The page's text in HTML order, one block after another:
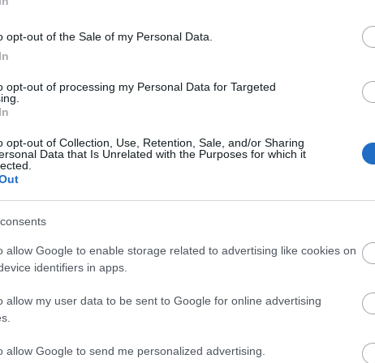
opt-out of the Sale of my Personal Data.
opt-out of processing my Personal Data for Targeted
opt-out of Collection, Use, Retention, Sale, and/or Sharing
Data that Is Unrelated with the Purposes for which it
allow Google to enable storage related to advertising like cookies on
identifiers in apps.
allow my user data to be sent to Google for online advertising
allow Google to send me personalized advertising.
elképzelést felülmúlt" - jelentette ki Frank
aki főleg annak tulajdonította a diadalt, hogy
amely már alig várta, hogy láthassa új filmjét.
a zsűri nagydíját kapta, és csaknem száz
filmes honlap is 90 százalékot, ötből
névrokona, Paul Thomas Anderson
rekorderlistán, a Philip Seymour
2012-ben bemutatásakor egy nap alatt
váltottak jegyet a nézők mozinként.
AGrand Budapest Hotelt.